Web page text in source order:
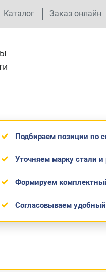
Каталог Заказ онлайн
Подбираем позиции по
Уточняем марку стали
Формируем
Согласовываем